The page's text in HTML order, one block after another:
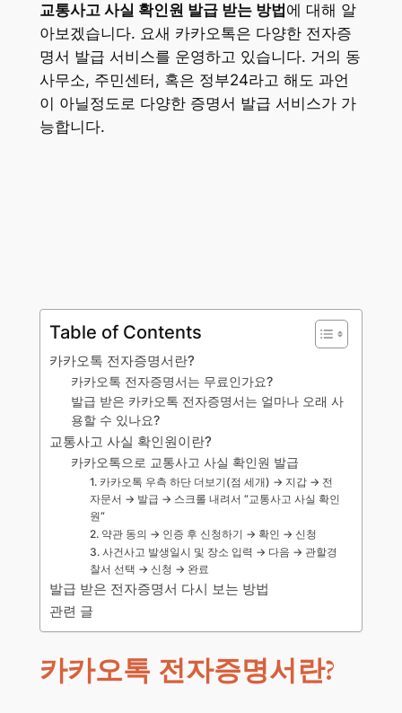
교통사고 사실 확인원 발급 받는 방법 에 대해 알
아보겠습니다. 요새 카카오톡은 다양한 전자증
명서 발급 서비스를 운영하고 있습니다. 거의 동
사무소, 주민센터, 혹은 정부24라고 해도 과언
이 아닐정도로 다양한 증명서 발급 서비스가 가
능합니다.
Table of Contents
카카오톡 전자증명서란?
카카오톡 전자증명서는 무료인가요?
발급 받은 카카오톡 전자증명서는 얼마나 오래 사
용할 수 있나요?
교통사고 사실 확인원이란?
카카오톡으로 교통사고 사실 확인원 발급
1. 카카오톡 우측 하단 더보기(점 세개) → 지갑 → 전
자문서 → 발급 → 스크롤 내려서 “교통사고 사실 확인
원“
2. 약관 동의 → 인증 후 신청하기 → 확인 → 신청
3. 사건사고 발생일시 및 장소 입력 → 다음 → 관할경
찰서 선택 → 신청 → 완료
발급 받은 전자증명서 다시 보는 방법
관련 글
카카오톡 전자증명서란?